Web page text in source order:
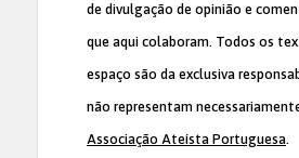
de divulgação de opinião e
que aqui colaboram. Todos os
espaço são da exclusiva
não representam
Associação Ateísta Portuguesa.